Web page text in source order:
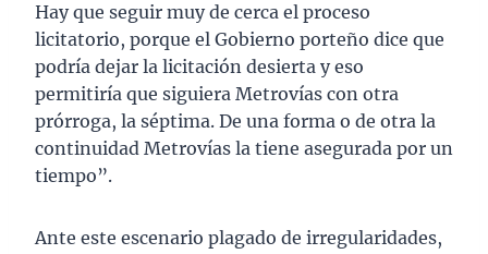
Hay que seguir muy de cerca el proceso
licitatorio, porque el Gobierno porteño dice que
podría dejar la licitación desierta y eso
permitiría que siguiera Metrovías con otra
prórroga, la séptima. De una forma o de otra la
continuidad Metrovías la tiene asegurada por un
tiempo”.
Ante este escenario plagado de irregularidades,